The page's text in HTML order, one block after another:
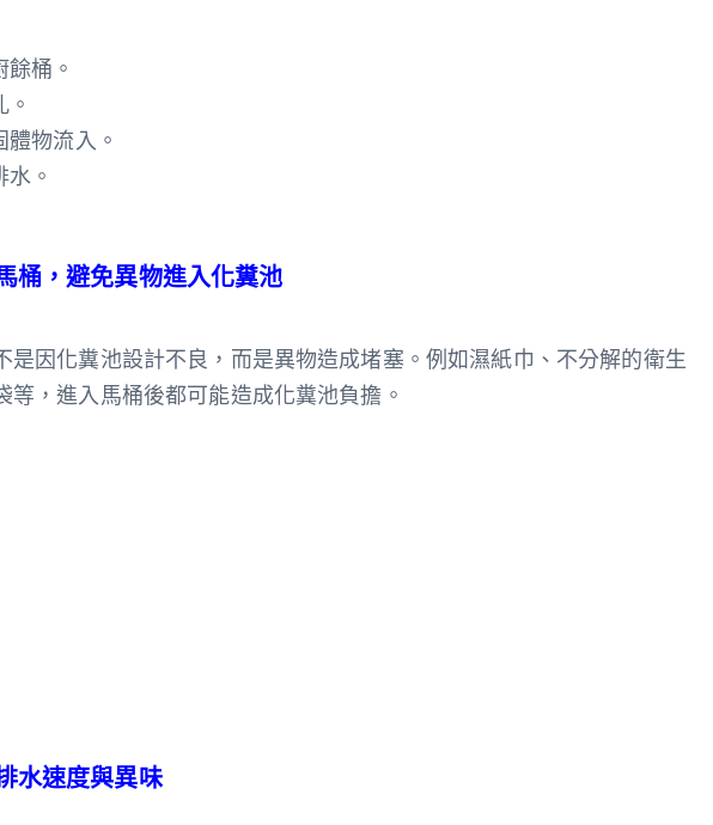
桶。
物流入。
。
桶，避免異物進入化糞池
是因化糞池設計不良，而是異物造成堵塞。例如濕紙巾、不分解的衛生
等，進入馬桶後都可能造成化糞池負擔。
水速度與異味